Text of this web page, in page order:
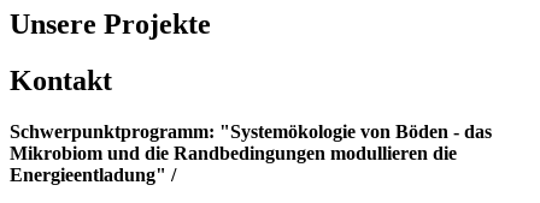
Unsere Projekte
Kontakt
Schwerpunktprogramm: "Systemökologie von Böden - das
Mikrobiom und die Randbedingungen modullieren die
Energieentladung" /